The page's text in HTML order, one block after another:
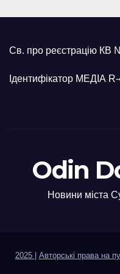
Св. про реєстрацію КВ
Ідентифікатор МЕДІА
Odin
Новини міста
2025
Авторські права на